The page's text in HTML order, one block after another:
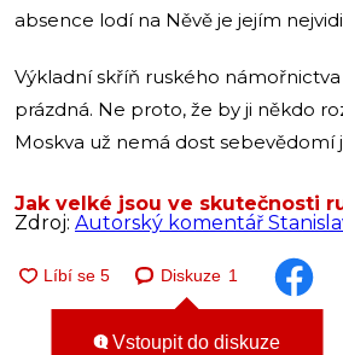
absence lodí na Něvě je jejím
Výkladní skříň ruského
prázdná. Ne proto, že by ji někdo
Moskva už nemá dost sebevědomí
Jak velké jsou ve skutečnosti
Zdroj: Autorský komentář
Diskuze 1
Vstoupit do diskuze